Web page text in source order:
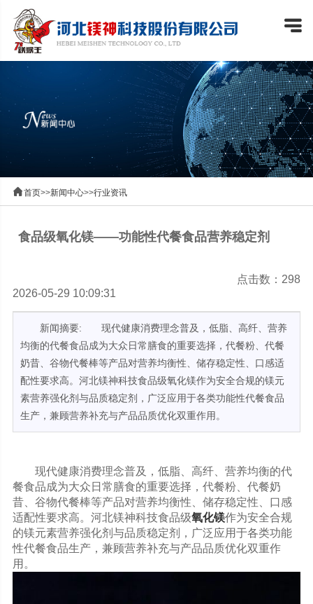

首页>>新闻中心>>行业资讯
食品级氧化镁——功能性代餐食品营养稳定剂
点击数：298
2026-05-29 10:09:31
新闻摘要: 现代健康消费理念普及，低脂、高纤、营养
均衡的代餐食品成为大众日常膳食的重要选择，代餐粉、代餐
奶昔、谷物代餐棒等产品对营养均衡性、储存稳定性、口感适
配性要求高。河北镁神科技食品级氧化镁作为安全合规的镁元
素营养强化剂与品质稳定剂，广泛应用于各类功能性代餐食品
生产，兼顾营养补充与产品品质优化双重作用。
现代健康消费理念普及，低脂、高纤、营养均衡的代
餐食品成为大众日常膳食的重要选择，代餐粉、代餐奶
昔、谷物代餐棒等产品对营养均衡性、储存稳定性、口感
适配性要求高。河北镁神科技食品级氧化镁作为安全合规
的镁元素营养强化剂与品质稳定剂，广泛应用于各类功能
性代餐食品生产，兼顾营养补充与产品品质优化双重作
用。